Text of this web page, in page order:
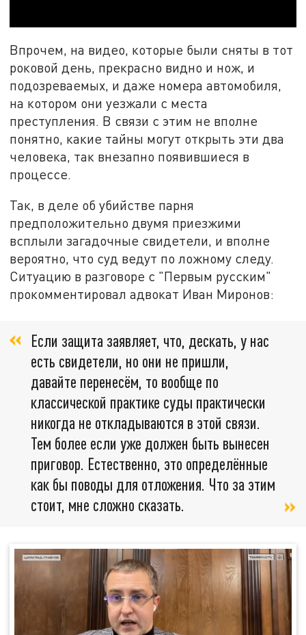
Впрочем, на видео, которые были сняты в тот
роковой день, прекрасно видно и нож, и
подозреваемых, и даже номера автомобиля,
на котором они уезжали с места
преступления. В связи с этим не вполне
понятно, какие тайны могут открыть эти два
человека, так внезапно появившиеся в
процессе.
Так, в деле об убийстве парня
предположительно двумя приезжими
всплыли загадочные свидетели, и вполне
вероятно, что суд ведут по ложному следу.
Ситуацию в разговоре с "Первым русским"
прокомментировал адвокат Иван Миронов:
Если защита заявляет, что, дескать, у нас
есть свидетели, но они не пришли,
давайте перенесём, то вообще по
классической практике суды практически
никогда не откладываются в этой связи.
Тем более если уже должен быть вынесен
приговор. Естественно, это определённые
как бы поводы для отложения. Что за этим
стоит, мне сложно сказать.